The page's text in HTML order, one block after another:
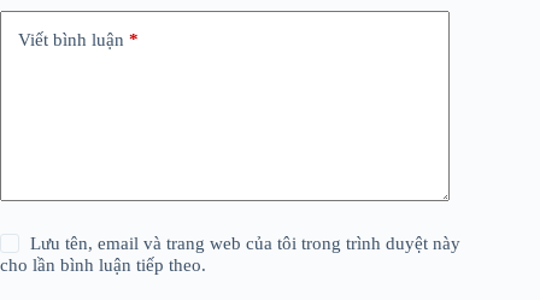
Viết bình luận *
Lưu tên, email và trang web của tôi trong trình duyệt này
cho lần bình luận tiếp theo.